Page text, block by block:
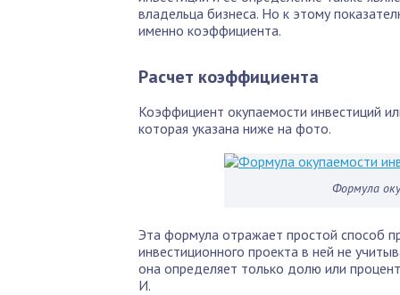
владельца бизнеса. Но к этому
именно коэффициента.
Расчет коэффициента
Коэффициент окупаемости инвестиций
которая указана ниже на фото.
Формула
Эта формула отражает простой способ
инвестиционного проекта в ней не
она определяет только долю или
И.